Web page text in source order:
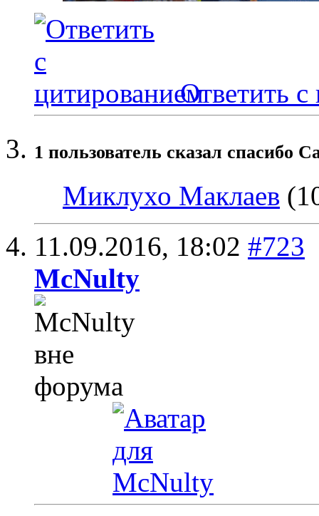
Ответить с
1 пользователь сказал cпасибо
Миклухо Маклаев
11.09.2016, 18:02 #723
McNulty